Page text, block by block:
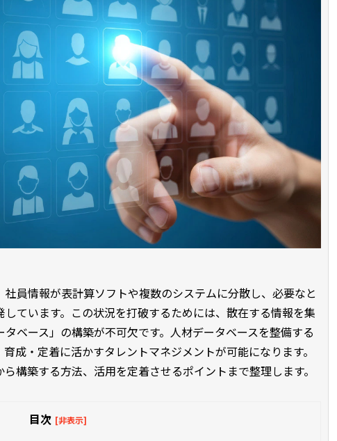
員情報が表計算ソフトや複数のシステムに分散し、必要なと
ています。この状況を打破するためには、散在する情報を集
ベース」の構築が不可欠です。人材データベースを整備する
成・定着に活かすタレントマネジメントが可能になります。
構築する方法、活用を定着させるポイントまで整理します。
目次 [非表示]